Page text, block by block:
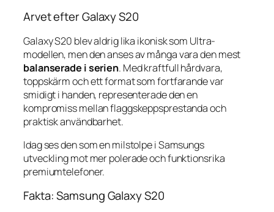
Arvet efter Galaxy S20
Galaxy S20 blev aldrig lika ikonisk som Ultra-
modellen, men den anses av många vara den mest
balanserade i serien. Med kraftfull hårdvara,
toppskärm och ett format som fortfarande var
smidigt i handen, representerade den en
kompromiss mellan flaggskeppsprestanda och
praktisk användbarhet.
Idag ses den som en milstolpe i Samsungs
utveckling mot mer polerade och funktionsrika
premiumtelefoner.
Fakta: Samsung Galaxy S20